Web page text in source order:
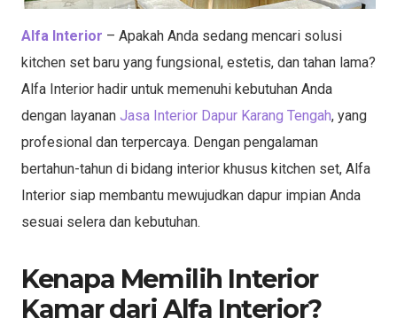
Alfa Interior – Apakah Anda sedang mencari solusi
kitchen set baru yang fungsional, estetis, dan tahan lama?
Alfa Interior hadir untuk memenuhi kebutuhan Anda
dengan layanan Jasa Interior Dapur Karang Tengah, yang
profesional dan terpercaya. Dengan pengalaman
bertahun-tahun di bidang interior khusus kitchen set, Alfa
Interior siap membantu mewujudkan dapur impian Anda
sesuai selera dan kebutuhan.
Kenapa Memilih Interior
Kamar dari Alfa Interior?